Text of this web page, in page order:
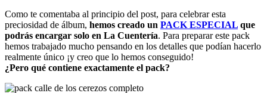
Como te comentaba al principio del post, para celebrar esta
preciosidad de álbum, hemos creado un PACK ESPECIAL que
podrás encargar solo en La Cuentería. Para preparar este pack
hemos trabajado mucho pensando en los detalles que podían hacerlo
realmente único ¡y creo que lo hemos conseguido!
¿Pero qué contiene exactamente el pack?